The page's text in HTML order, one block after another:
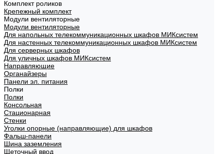
Комплект роликов
Крепежный комплект
Модули вентиляторные
Модули вентиляторные
Для напольных телекоммуникационных шкафов МИКсистем
Для настенных телекоммуникационных шкафов МИКсистем
Для серверных шкафов
Для уличных шкафов МИКсистем
Направляющие
Органайзеры
Панели эл. питания
Полки
Полки
Консольная
Стационарная
Стенки
Уголки опорные (направляющие) для шкафов
Фальш-панели
Шина заземления
Щеточный ввод